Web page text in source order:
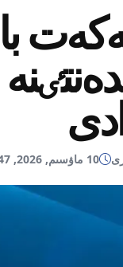
10 ماۋسىم, 2026, 10:47